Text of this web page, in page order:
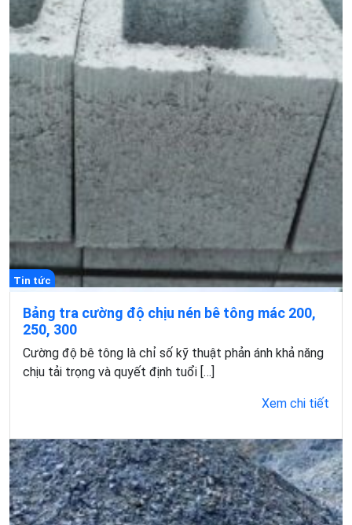
Tin tức
Bảng tra cường độ chịu nén bê tông mác 200,
250, 300
Cường độ bê tông là chỉ số kỹ thuật phản ánh khả năng
chịu tải trọng và quyết định tuổi […]
Xem chi tiết